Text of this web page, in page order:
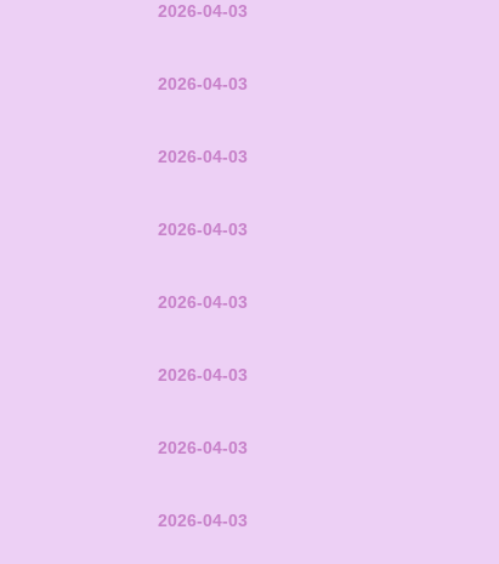
2026-04-03
2026-04-03
2026-04-03
2026-04-03
2026-04-03
2026-04-03
2026-04-03
2026-04-03